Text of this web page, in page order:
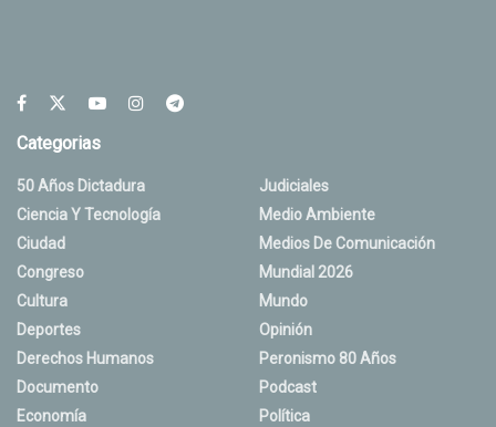
Categorias
50 Años Dictadura
Ciencia Y Tecnología
Ciudad
Congreso
Cultura
Deportes
Derechos Humanos
Documento
Economía
Judiciales
Medio Ambiente
Medios De Comunicación
Mundial 2026
Mundo
Opinión
Peronismo 80 Años
Podcast
Política